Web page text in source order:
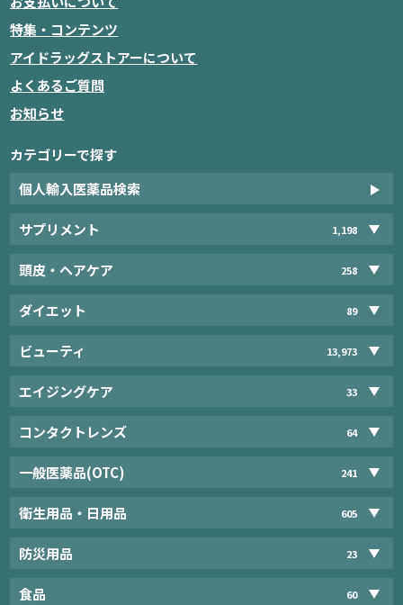
特集・コンテンツ
アイドラッグストアーについて
よくあるご質問
お知らせ
カテゴリーで探す
個人輸入医薬品検索
サプリメント 1,198
頭皮・ヘアケア 258
ダイエット 89
ビューティ 13,973
エイジングケア 33
コンタクトレンズ 64
一般医薬品(OTC) 241
衛生用品・日用品 605
防災用品 23
食品 60